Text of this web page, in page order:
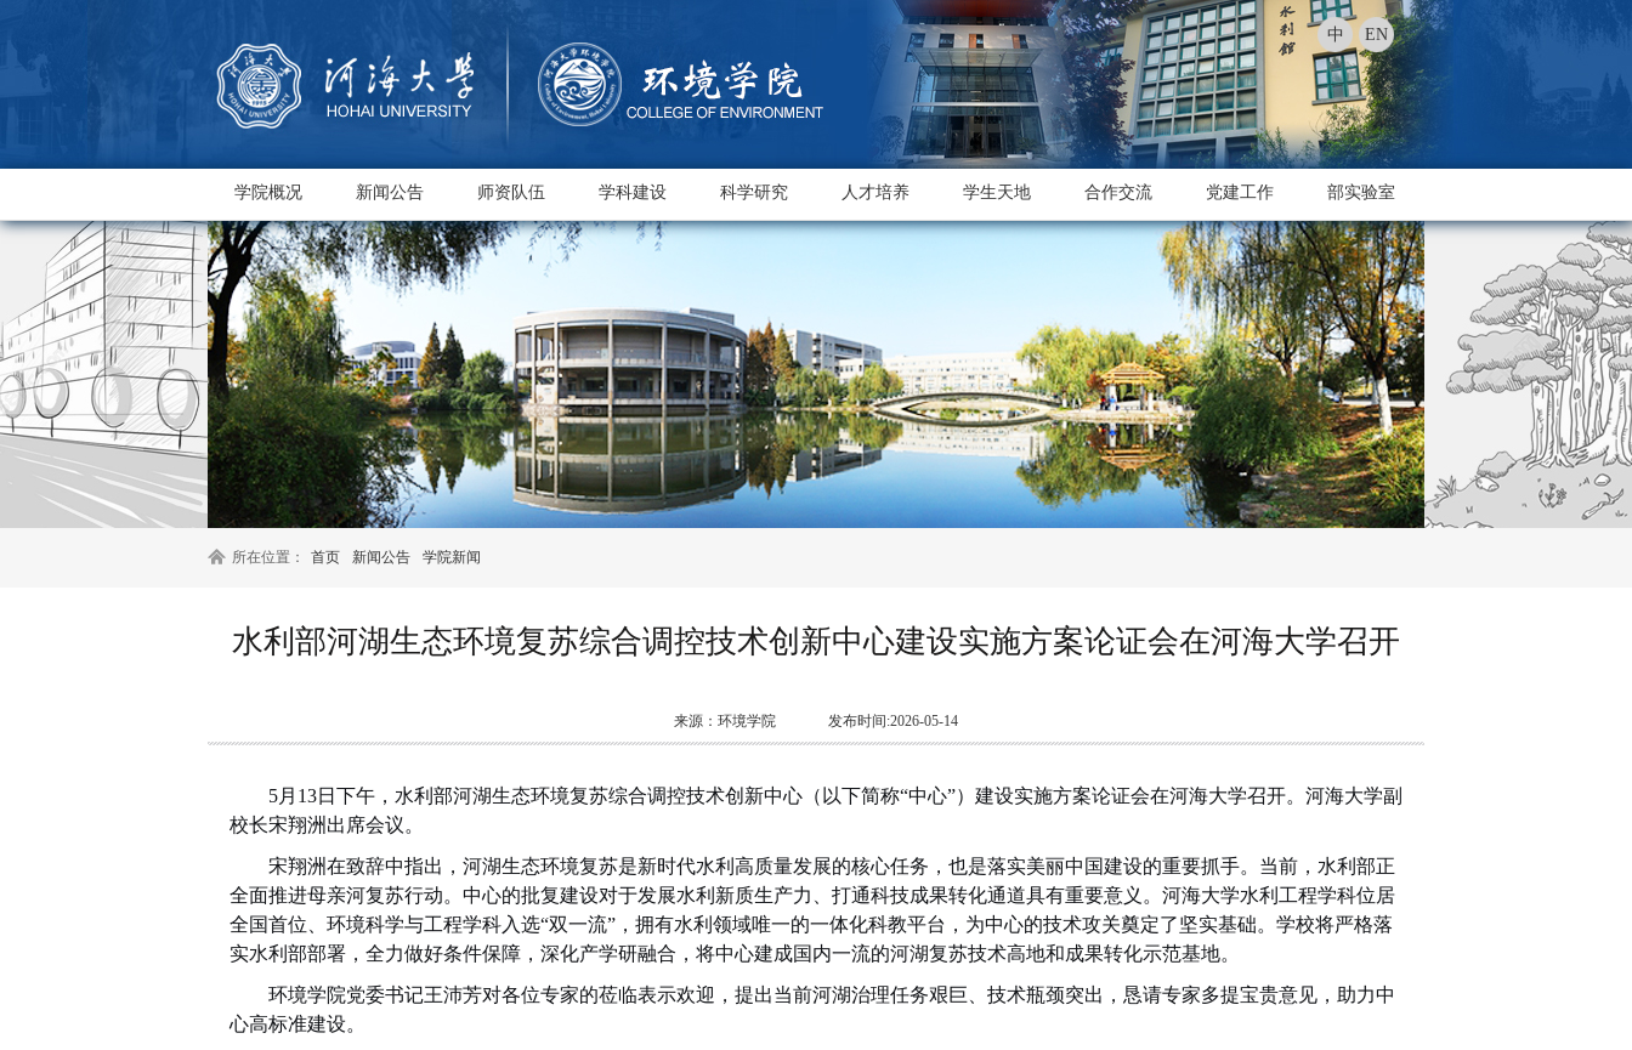
中 EN
学院概况 新闻公告 师资队伍 学科建设 科学研究 人才培养 学生天地 合作交流 党建工作 部实验室
所在位置： 首页 新闻公告 学院新闻
水利部河湖生态环境复苏综合调控技术创新中心建设实施方案论证会在河海大学召开
来源：环境学院 发布时间:2026-05-14
5月 13日下午，水利部河湖生态环境复苏综合调控技术创新中心（以下简称“中心”）建设实施方案论证会在河海大学召开。河海大学副
校长宋翔洲出席会议。
宋翔洲在致辞中指出，河湖生态环境复苏是新时代水利高质量发展的核心任务，也是落实美丽中国建设的重要抓手。当前，水利部正
全面推进母亲河复苏行动。中心的批复建设对于发展水利新质生产力、打通科技成果转化通道具有重要意义。河海大学水利工程学科位居
全国首位、环境科学与工程学科入选“双一流”，拥有水利领域唯一的一体化科教平台，为中心的技术攻关奠定了坚实基础。学校将严格落
实水利部部署，全力做好条件保障，深化产学研融合，将中心建成国内一流的河湖复苏技术高地和成果转化示范基地。
环境学院党委书记王沛芳对各位专家的莅临表示欢迎，提出当前河湖治理任务艰巨、技术瓶颈突出，恳请专家多提宝贵意见，助力中
心高标准建设。